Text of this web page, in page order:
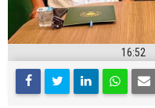
16:52